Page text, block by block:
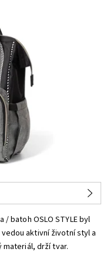
batoh OSLO STYLE byl
aktivní životní styl a
materiál, drží tvar.